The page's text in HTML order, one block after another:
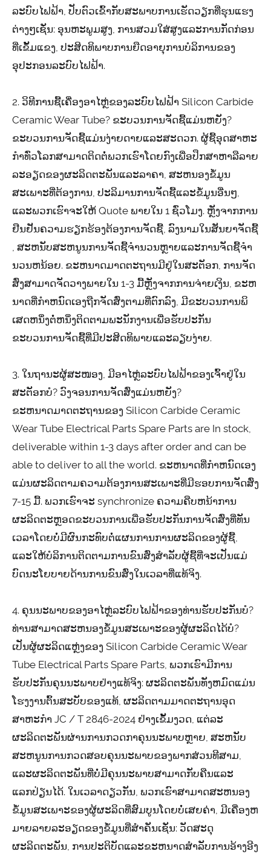
ລະບົບໄຟຟ້າ, ປັບຕົວເຂົ້າກັບສະພາບການເຮັດວຽກທີ່ຮຸນແຮງ
ຕ່າງໆເຊັ່ນ: ອຸນຫະພູມສູງ, ການສວມໃສ່ສູງແລະການກັດກ່ອນ
ທີ່ເຂັ້ມແຂງ, ປະສິດທິພາບການຍືດອາຍຸການບໍລິການຂອງ
ອຸປະກອນລະບົບໄຟຟ້າ.
2. ວິທີການຊື້ເຄື່ອງອາໄຫຼ່ຂອງລະບົບໄຟຟ້າ Silicon Carbide
Ceramic Wear Tube? ຂະບວນການຈັດຊື້ແມ່ນຫຍັງ?
ຂະບວນການຈັດຊື້ແມ່ນງ່າຍດາຍແລະສະດວກ. ຜູ້ຊື້ອຸດສາຫະ
ກໍາທົ່ວໂລກສາມາດຕິດຕໍ່ພວກເຮົາໂດຍກົງເພື່ອປຶກສາຫາລືລາຍ
ລະອຽດຂອງຜະລິດຕະພັນແລະລາຄາ, ສະຫນອງຂໍ້ມູນ
ສະເພາະທີ່ຕ້ອງການ, ປະລິມານການຈັດຊື້ແລະຂໍ້ມູນອື່ນໆ,
ແລະພວກເຮົາຈະໃຫ້ Quote ພາຍໃນ 1 ຊົ່ວໂມງ. ຫຼັງ​ຈາກ​ການ​
ຢືນ​ຢັນ​ຄວາມ​ຮຽກ​ຮ້ອງ​ຕ້ອງ​ການ​ຈັດ​ຊື້​, ລົງ​ນາມ​ໃນ​ສັນ​ຍາ​ຈັດ​ຊື້​
, ສະ​ຫນັບ​ສະ​ຫນູນ​ການ​ຈັດ​ຊື້​ຈໍາ​ນວນ​ຫຼາຍ​ແລະ​ການ​ຈັດ​ຊື້​ຈໍາ​
ນວນ​ຫນ້ອຍ​. ຂະຫນາດມາດຕະຖານມີຢູ່ໃນສະຕັອກ, ການຈັດ
ສົ່ງສາມາດຈັດວາງພາຍໃນ 1-3 ມື້ຫຼັງຈາກການຈ່າຍເງິນ, ຂະຫ
ນາດທີ່ກໍາຫນົດເອງຖືກຈັດສົ່ງຕາມທີ່ຕົກລົງ, ມີຂະບວນການພິ
ເສດຫນຶ່ງຕໍ່ຫນຶ່ງຕິດຕາມພະນັກງານເພື່ອຮັບປະກັນ
ຂະບວນການຈັດຊື້ທີ່ມີປະສິດທິພາບແລະລຽບງ່າຍ.
3. ໃນຖານະຜູ້ສະໜອງ, ມີອາໄຫຼ່ລະບົບໄຟຟ້າຂອງເຈົ້າຢູ່ໃນ
ສະຕັອກບໍ? ວົງຈອນການຈັດສົ່ງແມ່ນຫຍັງ?
ຂະຫນາດມາດຕະຖານຂອງ Silicon Carbide Ceramic
Wear Tube Electrical Parts Spare Parts are In stock,
deliverable within 1-3 days after order and can be
able to deliver to all the world. ຂະຫນາດທີ່ກໍາຫນົດເອງ
ແມ່ນຜະລິດຕາມຄວາມຕ້ອງການສະເພາະທີ່ມີຮອບການຈັດສົ່ງ
7-15 ມື້. ພວກເຮົາຈະ synchronize ຄວາມຄືບຫນ້າການ
ຜະລິດຕະຫຼອດຂະບວນການເພື່ອຮັບປະກັນການຈັດສົ່ງທີ່ທັນ
ເວລາໂດຍບໍ່ມີຜົນກະທົບຕໍ່ແຜນການການຜະລິດຂອງຜູ້ຊື້,
ແລະໃຫ້ບໍລິການຕິດຕາມການຂົນສົ່ງສໍາລັບຜູ້ຊື້ທີ່ຈະເປັນແມ່
ບົດນະໂຍບາຍດ້ານການຂົນສົ່ງໃນເວລາທີ່ແທ້ຈິງ.
4. ຄຸນນະພາບຂອງອາໄຫຼ່ລະບົບໄຟຟ້າຂອງທ່ານຮັບປະກັນບໍ?
ທ່ານສາມາດສະຫນອງຂໍ້ມູນສະເພາະຂອງຜູ້ຜະລິດໄດ້ບໍ?
ເປັນຜູ້ຜະລິດແຫຼ່ງຂອງ Silicon Carbide Ceramic Wear
Tube Electrical Parts Spare Parts, ພວກເຮົາມີການ
ຮັບປະກັນຄຸນນະພາບຢ່າງແທ້ຈິງ: ຜະລິດຕະພັນທັງຫມົດແມ່ນ
ໂຮງງານຕົ້ນສະບັບຂອງແທ້, ຜະລິດຕາມມາດຕະຖານອຸດ
ສາຫະກໍາ JC / T 2846-2024 ຢ່າງເຂັ້ມງວດ, ແຕ່ລະ
ຜະລິດຕະພັນຜ່ານການກວດກາຄຸນນະພາບຫຼາຍ, ສະຫນັບ
ສະຫນູນການກວດສອບຄຸນນະພາບຂອງພາກສ່ວນທີສາມ,
ແລະຜະລິດຕະພັນທີ່ບໍ່ມີຄຸນນະພາບສາມາດກັບຄືນແລະ
ແລກປ່ຽນໄດ້. ໃນເວລາດຽວກັນ, ພວກເຮົາສາມາດສະຫນອງ
ຂໍ້ມູນສະເພາະຂອງຜູ້ຜະລິດທີ່ສົມບູນໂດຍບໍ່ເສຍຄ່າ, ມີເຄື່ອງຫ
ມາຍລາຍລະອຽດຂອງຂໍ້ມູນທີ່ສໍາຄັນເຊັ່ນ: ວັດສະດຸ
ຜະລິດຕະພັນ, ການປະຕິບັດແລະຂະຫນາດສໍາລັບການອ້າງອີງ